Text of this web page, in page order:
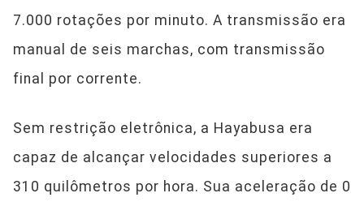
7.000 rotações por minuto. A transmissão era
manual de seis marchas, com transmissão
final por corrente.
Sem restrição eletrônica, a Hayabusa era
capaz de alcançar velocidades superiores a
310 quilômetros por hora. Sua aceleração de 0